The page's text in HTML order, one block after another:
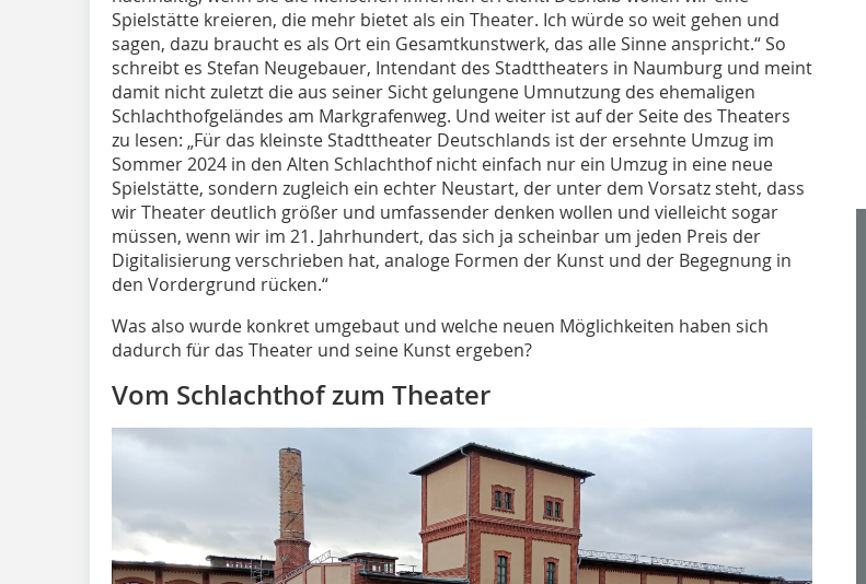
Spielstätte kreieren, die mehr bietet als ein Theater. Ich würde so weit gehen und
sagen, dazu braucht es als Ort ein Gesamtkunstwerk, das alle Sinne anspricht.“ So
schreibt es Stefan Neugebauer, Intendant des Stadttheaters in Naumburg und meint
damit nicht zuletzt die aus seiner Sicht gelungene Umnutzung des ehemaligen
Schlachthofgeländes am Markgrafenweg. Und weiter ist auf der Seite des Theaters
zu lesen: „Für das kleinste Stadttheater Deutschlands ist der ersehnte Umzug im
Sommer 2024 in den Alten Schlachthof nicht einfach nur ein Umzug in eine neue
Spielstätte, sondern zugleich ein echter Neustart, der unter dem Vorsatz steht, dass
wir Theater deutlich größer und umfassender denken wollen und vielleicht sogar
müssen, wenn wir im 21. Jahrhundert, das sich ja scheinbar um jeden Preis der
Digitalisierung verschrieben hat, analoge Formen der Kunst und der Begegnung in
den Vordergrund rücken.“
Was also wurde konkret umgebaut und welche neuen Möglichkeiten haben sich
dadurch für das Theater und seine Kunst ergeben?
Vom Schlachthof zum Theater